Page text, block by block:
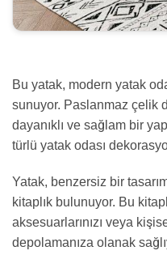
Bu yatak, modern yatak
sunuyor. Paslanmaz çelik
dayanıklı ve sağlam bir
türlü yatak odası
Yatak, benzersiz bir
kitaplık bulunuyor. Bu
aksesuarlarınızı veya
depolamanıza olanak